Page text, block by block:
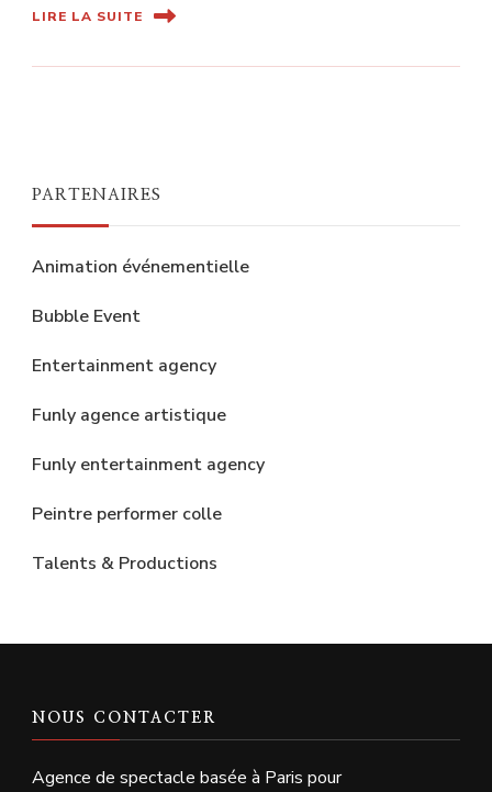
LIRE LA SUITE
PARTENAIRES
Animation événementielle
Bubble Event
Entertainment agency
Funly agence artistique
Funly entertainment agency
Peintre performer colle
Talents & Productions
NOUS CONTACTER
Agence de spectacle basée à Paris pour